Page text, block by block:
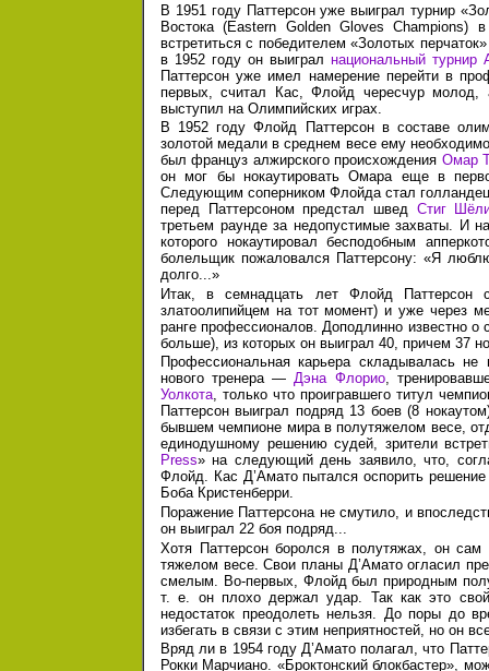
В 1951 году Паттерсон уже выиграл турнир
Востока (Eastern Golden Gloves Champions)
встретиться с победителем «Золотых
в 1952 годуон выиграл национальный турнир
Паттерсон уже имел намерение перейти в
первых, считал Кас, Флойд чересчур молод,
выступил на Олимпийских играх.
В 1952 году Флойд Паттерсон в составе
золотой медали в среднем весе ему
был француз алжирского происхождения Омар
он мог бы нокаутировать Омара еще в
Следующим соперником Флойда стал
перед Паттерсоном предстал швед Стиг
третьем раунде за недопустимые захваты. И
которого нокаутировал бесподобным
болельщик пожаловался Паттерсону: «Я
долго...»
Итак, в семнадцать лет Флойд Паттерсон
златоолипийцем на тот момент) и уже через
ранге профессионалов. Доподлинно известно
больше), из которых он выиграл 40, причем 37
Профессиональная карьера складывалась
нового тренера —Дэна Флорио,
Уолкота, только что проигравшего титул
Паттерсон выиграл подряд 13 боев (8
бывшем чемпионе мира в полутяжелом весе,
единодушному решению судей, зрители
Press» на следующий день заявило, что,
Флойд. Кас Д’Амато пытался оспорить
Боба Кристенберри.
Поражение Паттерсона не смутило, и
он выиграл 22 боя подряд...
Хотя Паттерсон боролся в полутяжах, он
тяжелом весе. Свои планы Д’Амато огласил
смелым. Во-первых, Флойд был природным
т. е. он плохо держал удар. Так как это
недостаток преодолеть нельзя. До поры до
избегать в связи с этим неприятностей, но он
Вряд ли в 1954 году Д’Амато полагал, что
Рокки Марчиано. «Броктонский блокбастер»,